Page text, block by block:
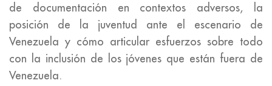
de documentación en contextos adversos, la
posición de la juventud ante el escenario de
Venezuela y cómo articular esfuerzos sobre todo
con la inclusión de los jóvenes que están fuera de
Venezuela.